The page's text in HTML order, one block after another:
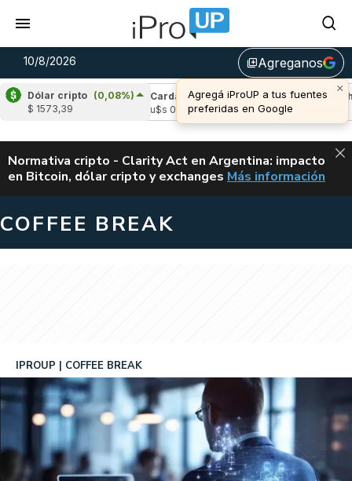
10/8/2026 library_addAgreganos
×
Agregá iProUP a tus fuentes
preferidas en Google
Dólar cripto (0,08%)
$ 1573,39
(0,07%)
Cardano
(-0,82%)
u$s 0,20
Avalanche
u$s 6,51
ALERTA
Normativa cripto - Clarity Act en Argentina: impacto
en Bitcoin, dólar cripto y exchanges CLARITY ACT EN
Más información
COFFEE BREAK
IPROUP COFFEE BREAK